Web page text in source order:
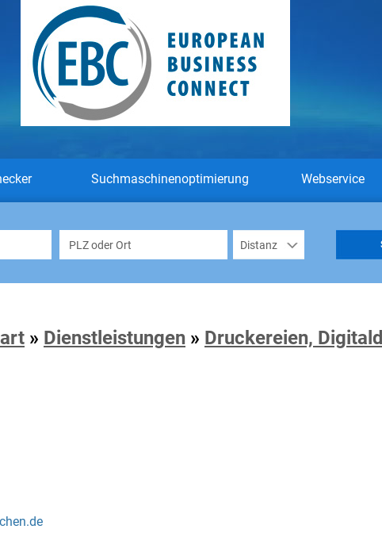
Suchmaschinenoptimierung Webservice
» Dienstleistungen » Druckereien,